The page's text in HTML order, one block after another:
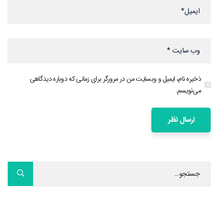
ذخیره نام، ایمیل و وبسایت من در مرورگر برای زمانی که دوباره دیدگاهی
می‌نویسم.